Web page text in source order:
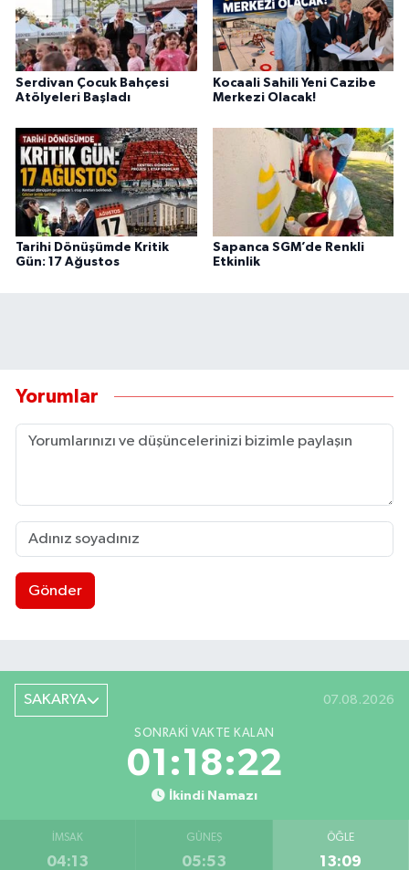
Serdivan Çocuk Bahçesi
Atölyeleri Başladı
Kocaali Sahili Yeni Cazibe
Merkezi Olacak!
Tarihi Dönüşümde Kritik
Gün: 17 Ağustos
Sapanca SGM’de Renkli
Etkinlik
Yorumlar
Gönder
SAKARYA 07.08.2026
SONRAKI VAKTE KALAN
01:18:21
İkindi Namazı
İMSAK
04:13
GÜNEŞ
05:53
ÖĞLE
13:09